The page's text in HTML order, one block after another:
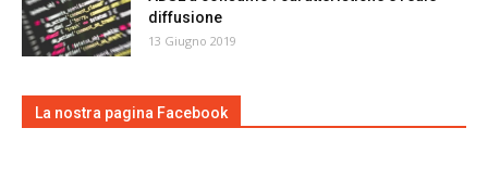
diffusione
13 Giugno 2019
La nostra pagina Facebook